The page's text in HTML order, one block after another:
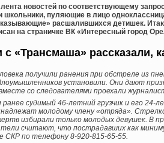
новостей по соответствующему
пуляющие в лицо
расшалившихся детишек.
на страничке ВК «Интересный город
с «Трансмаша» рассказали,
получили ранения при обстреле из
установили. Они дают
со следователями проехали
ранее судимый 46-летний грузчик и его
молодому члену «отряда».
избирали только молодых девушек. В
считают, что пострадавших как
СКР по телефону 8-920-815-65-55.